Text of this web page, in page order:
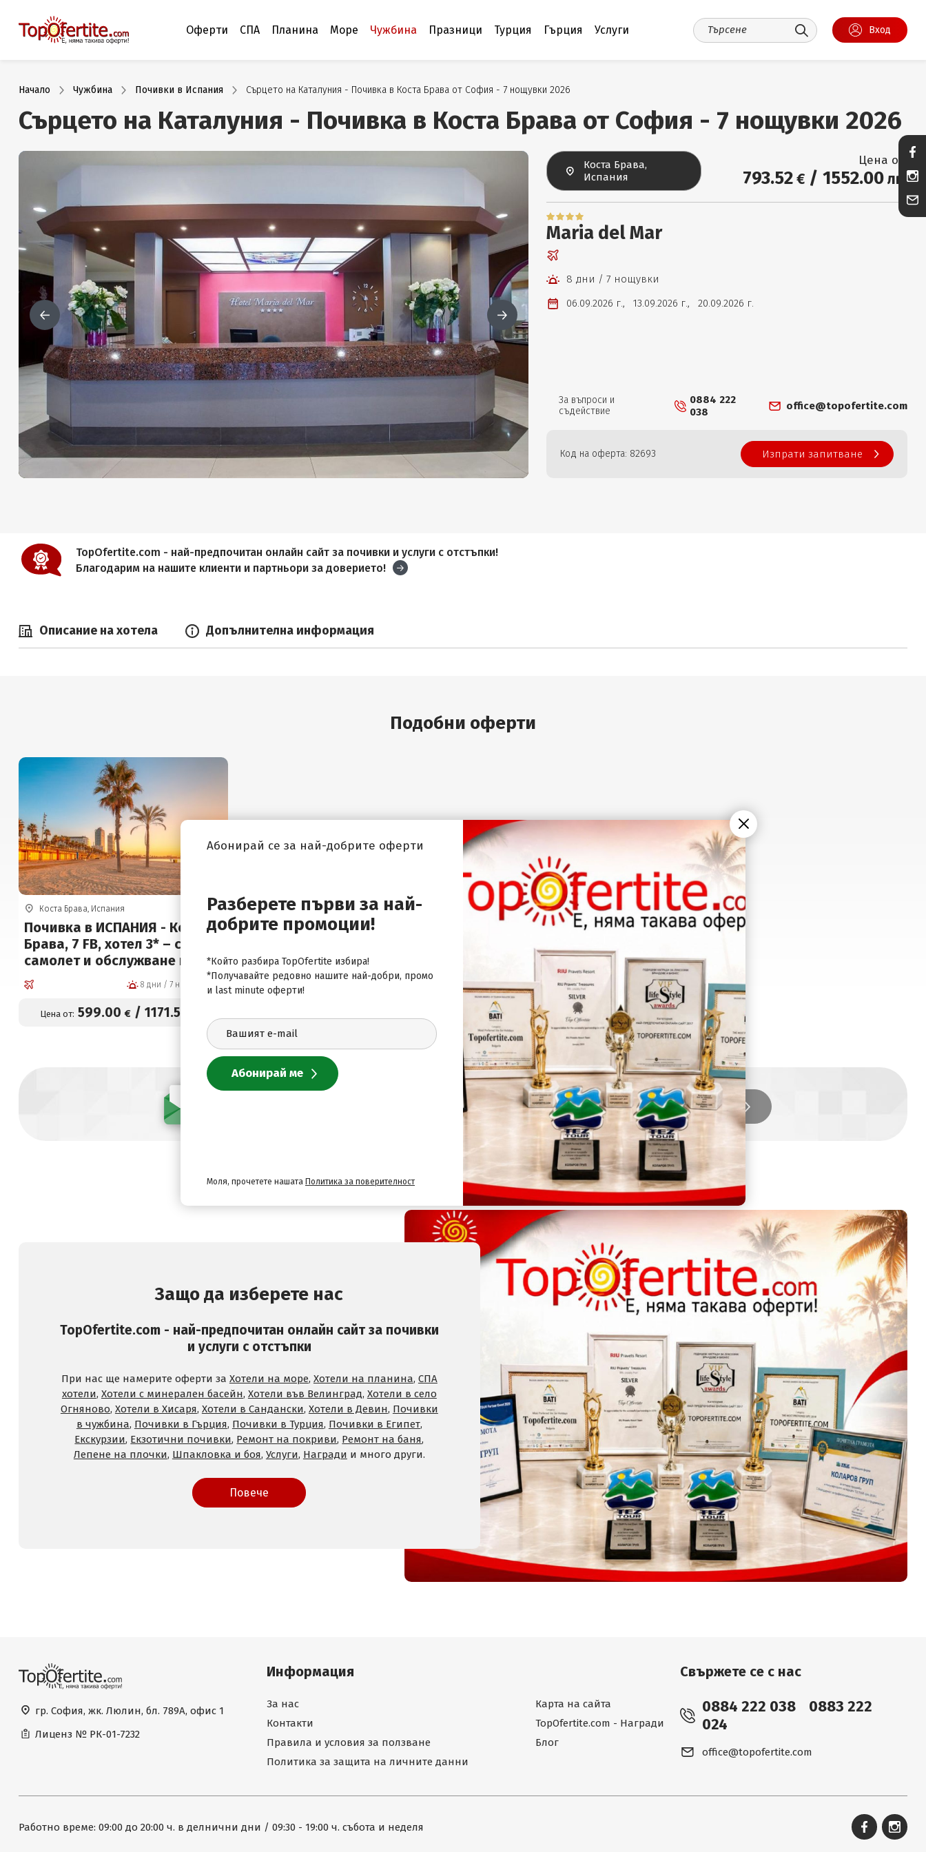
Оферти СПА Планина Море Чужбина Празници Турция Гърция Услуги Вход
Начало Чужбина Почивки в Испания Сърцето на Каталуния - Почивка в Коста Брава от София - 7 нощувки 2026
Сърцето на Каталуния - Почивка в Коста Брава от София - 7 нощувки 2026
Коста Брава,
Испания
Цена от:
793.52€ / 1552.00лв.
Maria del Mar
8 дни / 7 нощувки
06.09.2026 г.,13.09.2026 г.,20.09.2026 г.
За въпроси и
съдействие
0884 222
038
office@topofertite.com
Код на оферта: 82693 Изпрати запитване
TopOfertite.com - най-предпочитан онлайн сайт за почивки и услуги с отстъпки!
Благодарим на нашите клиенти и партньори за доверието!
Описание на хотела Допълнителна информация
Подобни оферти
Коста Брава, Испания
Почивка в ИСПАНИЯ - Коста
Брава, 7 FB, хотел 3* – със
самолет и обслужване на
български език!
Гарантирани места!
8 дни / 7 нощувки
Цена от: 599.00 €/ 1171.54
Защо да изберете нас
TopOfertite.com - най-предпочитан онлайн сайт за почивки
и услуги с отстъпки
При нас ще намерите оферти за Хотели на море, Хотели на планина, СПА
хотели, Хотели с минерален басейн, Хотели във Велинград, Хотели в село
Огняново, Хотели в Хисаря, Хотели в Сандански, Хотели в Девин, Почивки
в чужбина, Почивки в Гърция, Почивки в Турция, Почивки в Египет,
Екскурзии, Екзотични почивки, Ремонт на покриви, Ремонт на баня,
Лепене на плочки, Шпакловка и боя, Услуги, Награди и много други.
Повече
гр. София, жк. Люлин, бл. 789А, офис 1
Лиценз № РК-01-7232
Информация
За нас
Контакти
Правила и условия за ползване
Политика за защита на личните данни
Карта на сайта
TopOfertite.com - Награди
Блог
Свържете се с нас
0884 222 038
0883 222
024
office@topofertite.com
Работно време: 09:00 до 20:00 ч. в делнични дни / 09:30 - 19:00 ч. събота и неделя
Абонирай се за най-добрите оферти
Разберете първи за най-
добрите промоции!
*Който разбира TopOfertite избира!
*Получавайте редовно нашите най-добри, промо
и last minute оферти!
Моля, прочетете нашата Политика за поверителност